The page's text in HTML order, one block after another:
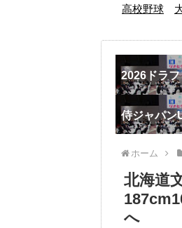
高校野球
2026ドラ
侍ジャパン
ホーム
北海道
へ